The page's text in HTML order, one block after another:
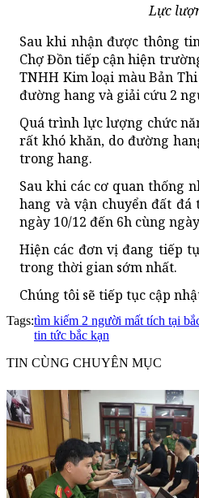
Lực
Sau khi nhận được thông
Chợ Đồn tiếp cận hiện
TNHH Kim loại màu Bản
đường hang và giải cứu 2
Quá trình lực lượng chức
rất khó khăn, do đường
trong hang.
Sau khi các cơ quan thống
hang và vận chuyển đất
ngày 10/12 đến 6h cùng
Hiện các đơn vị đang tiếp
trong thời gian sớm nhất.
Chúng tôi sẽ tiếp tục cập
Tags:tìm kiếm 2 người mất tích tại
tin tức bắc kạn
TIN CÙNG CHUYÊN MỤC